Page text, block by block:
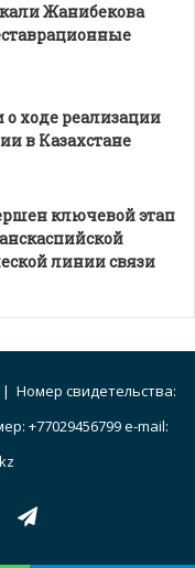
Жанибекова
ходе реализации
в Казахстане
ключевой этап
линии связи
Номер свидетельства:
+77029456799 e-mail:
Telegram